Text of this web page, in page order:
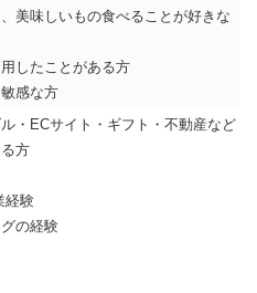
美味しいもの食べることが好きな
したことがある方
感な方
・ECサイト・ギフト・不動産など
方
経験
の経験